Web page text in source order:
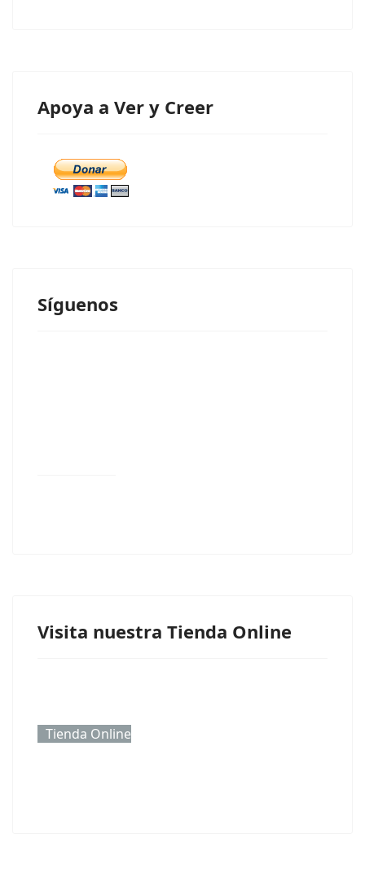
Apoya a Ver y Creer
Síguenos
Visita nuestra Tienda Online
Tienda Online